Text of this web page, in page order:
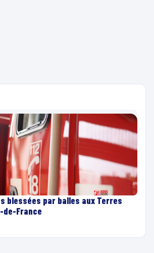
blessées par balles aux Terres
de-France